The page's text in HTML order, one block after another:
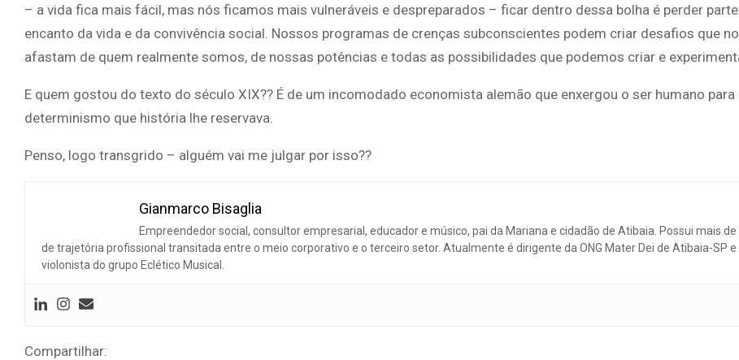
– a vida fica mais fácil, mas nós ficamos mais vulneráveis e despreparados – ficar dentro dessa bolha é perder
encanto da vida e da convivência social. Nossos programas de crenças subconscientes podem criar desafios que
afastam de quem realmente somos, de nossas potências e todas as possibilidades que podemos criar e
E quem gostou do texto do século XIX?? É de um incomodado economista alemão que enxergou o ser humano para
determinismo que história lhe reservava.
Penso, logo transgrido – alguém vai me julgar por isso??
Gianmarco Bisaglia
Empreendedor social, consultor empresarial, educador e músico, pai da Mariana e cidadão de Atibaia. Possui mais de
de trajetória profissional transitada entre o meio corporativo e o terceiro setor. Atualmente é dirigente da ONG Mater Dei de Atibaia-SP e
violonista do grupo Eclético Musical.
Compartilhar: